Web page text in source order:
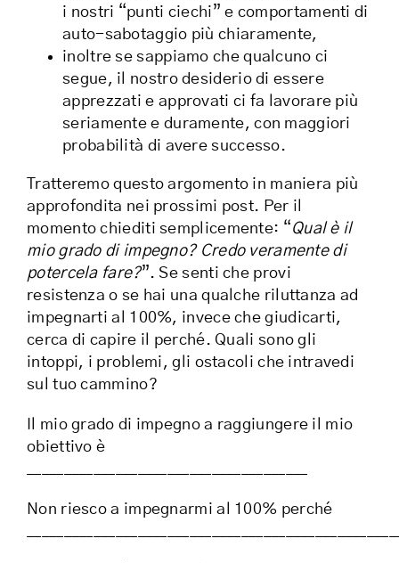
i nostri “punti ciechi” e comportamenti di
auto-sabotaggio più chiaramente,
inoltre se sappiamo che qualcuno ci
segue, il nostro desiderio di essere
apprezzati e approvati ci fa lavorare più
seriamente e duramente, con maggiori
probabilità di avere successo.
Tratteremo questo argomento in maniera più
approfondita nei prossimi post. Per il
momento chiediti semplicemente: “Qual è il
mio grado di impegno? Credo veramente di
potercela fare?”. Se senti che provi
resistenza o se hai una qualche riluttanza ad
impegnarti al 100%, invece che giudicarti,
cerca di capire il perché. Quali sono gli
intoppi, i problemi, gli ostacoli che intravedi
sul tuo cammino?
Il mio grado di impegno a raggiungere il mio
obiettivo è
Non riesco a impegnarmi al 100% perché